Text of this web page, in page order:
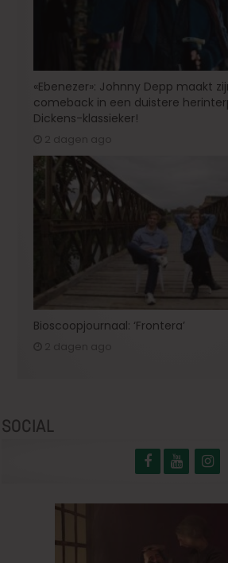
«Ebenezer»: Johnny Depp maakt
comeback in een duistere
Dickens-klassieker!
2 dagen ago
Bioscoopjournaal: ‘Frontera’
SOCIAL